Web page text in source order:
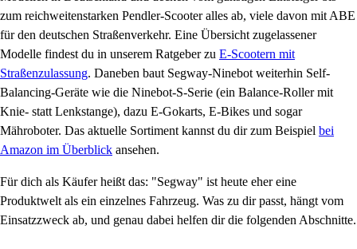
zum reichweitenstarken Pendler-Scooter alles ab, viele davon mit ABE
für den deutschen Straßenverkehr. Eine Übersicht zugelassener
Modelle findest du in unserem Ratgeber zu E-Scootern mit
Straßenzulassung. Daneben baut Segway-Ninebot weiterhin Self-
Balancing-Geräte wie die Ninebot-S-Serie (ein Balance-Roller mit
Knie- statt Lenkstange), dazu E-Gokarts, E-Bikes und sogar
Mähroboter. Das aktuelle Sortiment kannst du dir zum Beispiel bei
Amazon im Überblick ansehen.
Für dich als Käufer heißt das: "Segway" ist heute eher eine
Produktwelt als ein einzelnes Fahrzeug. Was zu dir passt, hängt vom
Einsatzzweck ab, und genau dabei helfen dir die folgenden Abschnitte.